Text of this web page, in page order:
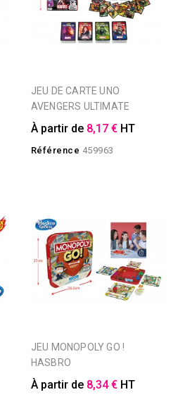
JEU DE CARTE UNO
AVENGERS ULTIMATE
À partir de 8,17 € HT
Référence 459963
JEU MONOPOLY GO !
HASBRO
À partir de 8,34 € HT